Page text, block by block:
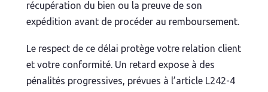
récupération du bien ou la preuve de son
expédition avant de procéder au remboursement.
Le respect de ce délai protège votre relation client
et votre conformité. Un retard expose à des
pénalités progressives, prévues à l’article L242-4